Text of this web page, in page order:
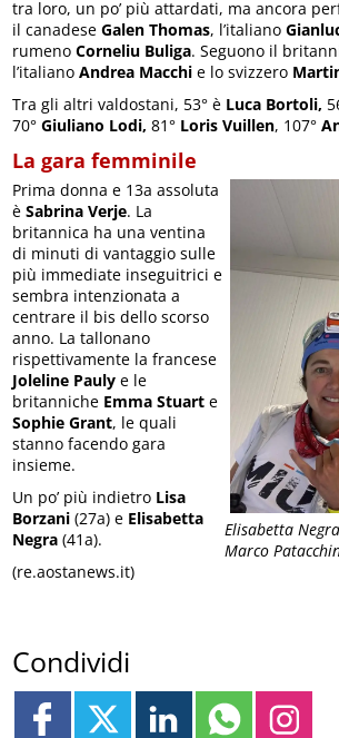
tra loro, un po’ più attardati, ma ancora
il canadeseGalen Thomas, l’italiano
rumenoCorneliu Buliga. Seguono il
l’italianoAndrea Macchi e lo svizzero
Tra gli altri valdostani, 53° è Luca Bortoli,
70°Giuliano Lodi, 81° Loris Vuillen, 107°
La gara femminile
Elisabetta
Marco
Prima donna e 13a assoluta
èSabrina Verje. La
britannica ha una ventina
di minuti di vantaggio sulle
più immediate inseguitrici e
sembra intenzionata a
centrare il bis dello scorso
anno. La tallonano
rispettivamente la francese
Joleline Pauly e le
britanniche Emma Stuart e
Sophie Grant, le quali
stanno facendo gara
insieme.
Un po’ più indietro Lisa
Borzani (27a) e Elisabetta
Negra (41a).
(re.aostanews.it)
Condividi